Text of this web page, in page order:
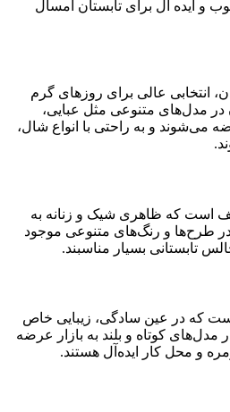
و ایده آل برای تابستان امسال
انتخابی عالی برای روزهای گرم
در مدل‌های متنوعی مثل عبایی،
می‌شوند و به راحتی با انواع شال،
است که ظاهری شیک و زنانه به
طرح‌ها و رنگ‌های متنوعی موجود
تابستانی بسیار مناسبند.
که در عین سادگی، زیبایی خاص
مدل‌های کوتاه و بلند به بازار عرضه
و محل کار ایده‌آل هستند.